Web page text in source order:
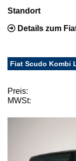
Standort
Details zum
Fiat Scudo Kombi
Preis:
MWSt: